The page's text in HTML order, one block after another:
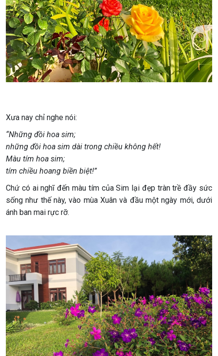
Xưa nay chỉ nghe nói:
“Những đồi hoa sim;
những đồi hoa sim dài trong chiều không hết!
Màu tím hoa sim;
tím chiều hoang biền biệt!”
Chứ có ai nghĩ đến màu tím của Sim lại đẹp tràn trề đầy sức
sống như thế này, vào mùa Xuân và đầu một ngày mới, dưới
ánh ban mai rực rỡ.